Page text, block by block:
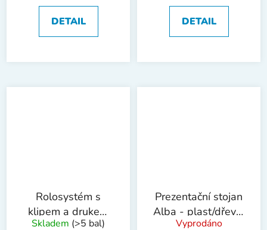
DETAIL DETAIL
Rolosystém s
klipem a drukem
Q-Connect, 10 ks
Skladem (>5 bal)
Prezentační stojan
Alba - plast/dřevo,
6 kapes
Vyprodáno